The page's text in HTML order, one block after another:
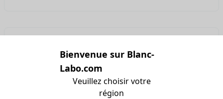
Bienvenue sur Blanc-
Labo.com
Veuillez choisir votre
région
FAQ sur les Fermenteurs et Bioréacteurs